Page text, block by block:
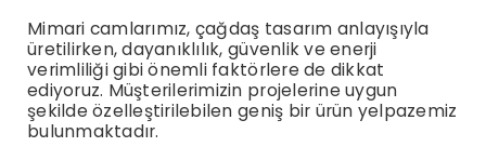
Mimari camlarımız, çağdaş tasarım anlayışıyla
üretilirken, dayanıklılık, güvenlik ve enerji
verimliliği gibi önemli faktörlere de dikkat
ediyoruz. Müşterilerimizin projelerine uygun
şekilde özelleştirilebilen geniş bir ürün yelpazemiz
bulunmaktadır.